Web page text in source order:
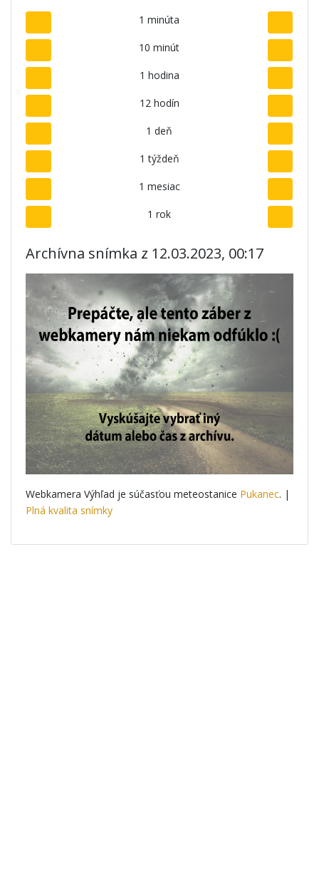
1 minúta
10 minút
1 hodina
12 hodín
1 deň
1 týždeň
1 mesiac
1 rok
Archívna snímka z 12.03.2023, 00:17
Webkamera Výhľad je súčasťou meteostanice Pukanec. |
Plná kvalita snímky